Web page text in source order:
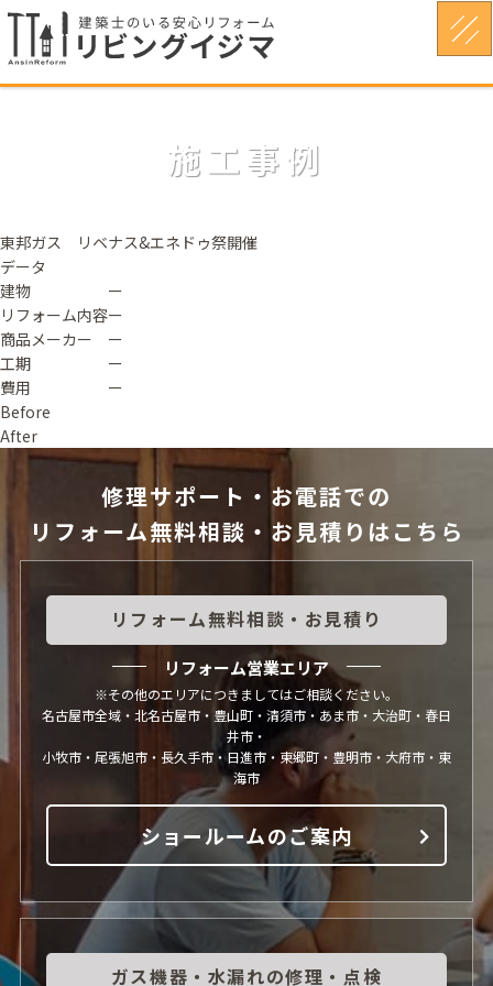
施工事例
東邦ガス リベナス&エネドゥ祭開催
データ
建物
ー
リフォーム内容ー
商品メーカー
ー
工期
ー
費用
ー
Before
After
修理サポート・お電話での
リフォーム無料相談・お見積りはこちら
リフォーム無料相談・お見積り
リフォーム営業エリア
※その他のエリアにつきましてはご相談ください。
名古屋市全域・北名古屋市・豊山町・清須市・あま市・大治町・春日
井市・
小牧市・尾張旭市・長久手市・日進市・東郷町・豊明市・大府市・東
海市
ショールームのご案内
ガス機器・水漏れの修理・点検